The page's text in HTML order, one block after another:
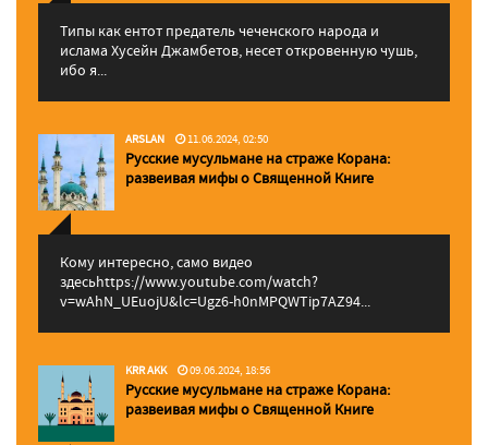
Типы как ентот предатель чеченского народа и
ислама Хусейн Джамбетов, несет откровенную чушь,
ибо я...
ARSLAN 11.06.2024, 02:50
Русские мусульмане на страже Корана:
pазвеивая мифы о Священной Книге
Кому интересно, само видео
здесьhttps://www.youtube.com/watch?
v=wAhN_UEuojU&lc=Ugz6-h0nMPQWTip7AZ94...
KRR AKK 09.06.2024, 18:56
Русские мусульмане на страже Корана:
pазвеивая мифы о Священной Книге